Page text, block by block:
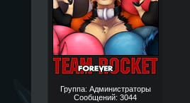
Группа: Администраторы
Сообщений: 3044